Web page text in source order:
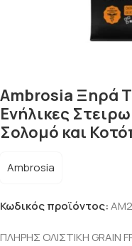
Ambrosia Ξηρά
Ενήλικες
Σολομό και
Ambrosia
Κωδικός προϊόντος:
ΠΛΗΡΗΣ ΟΛΙΣΤΙΚΗ GRAIN